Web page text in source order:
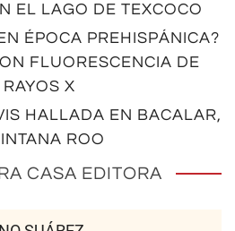
EL LAGO DE TEXCOCO
ÉPOCA PREHISPÁNICA?
FLUORESCENCIA DE
RAYOS X
HALLADA EN BACALAR,
ROO
CASA EDITORA